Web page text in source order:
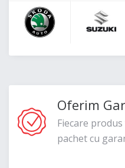
Oferim
Fiecare
pachet cu